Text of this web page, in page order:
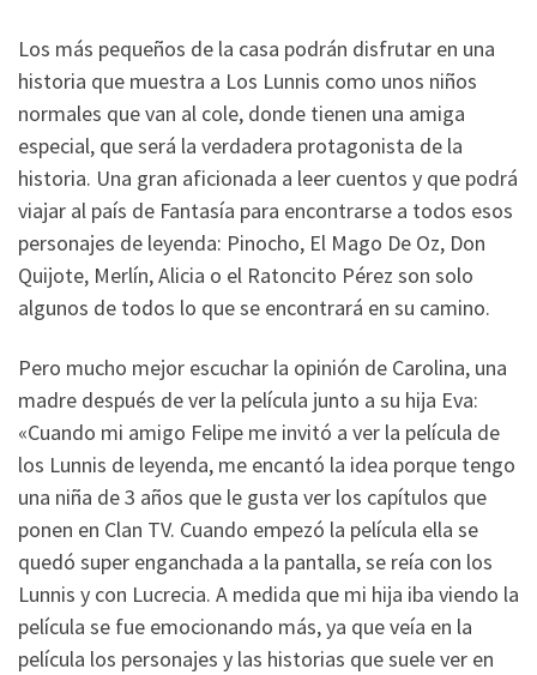
Los más pequeños de la casa podrán disfrutar en una
historia que muestra a Los Lunnis como unos niños
normales que van al cole, donde tienen una amiga
especial, que será la verdadera protagonista de la
historia. Una gran aficionada a leer cuentos y que podrá
viajar al país de Fantasía para encontrarse a todos esos
personajes de leyenda: Pinocho, El Mago De Oz, Don
Quijote, Merlín, Alicia o el Ratoncito Pérez son solo
algunos de todos lo que se encontrará en su camino.
Pero mucho mejor escuchar la opinión de Carolina, una
madre después de ver la película junto a su hija Eva:
«Cuando mi amigo Felipe me invitó a ver la película de
los Lunnis de leyenda, me encantó la idea porque tengo
una niña de 3 años que le gusta ver los capítulos que
ponen en Clan TV. Cuando empezó la película ella se
quedó super enganchada a la pantalla, se reía con los
Lunnis y con Lucrecia. A medida que mi hija iba viendo la
película se fue emocionando más, ya que veía en la
película los personajes y las historias que suele ver en